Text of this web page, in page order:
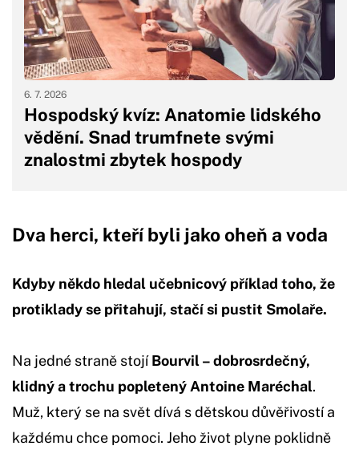
Hospodský kvíz: Anatomie lidského
vědění. Snad trumfnete svými
znalostmi zbytek hospody
6. 7. 2026
Dva herci, kteří byli jako oheň a voda
Kdyby někdo hledal učebnicový příklad toho, že
protiklady se přitahují, stačí si pustit Smolaře.
Na jedné straně stojíBourvil – dobrosrdečný,
klidný a trochu popletený Antoine Maréchal.
Muž, který se na svět dívá s dětskou důvěřivostí a
každému chce pomoci. Jeho život plyne poklidně